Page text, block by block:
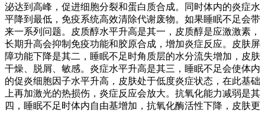
泌达到高峰，促进细胞分裂和蛋白质合成。同时体内的炎症水
平降到最低，免疫系统高效清除代谢废物。如果睡眠不足会带
来一系列问题。皮质醇水平升高是其一，皮质醇是应激激素，
长期升高会抑制免疫功能和胶原合成，增加炎症反应。皮肤屏
障功能下降是其二，睡眠不足时角质层的水分流失增加，皮肤
干燥、脱屑、敏感。炎症水平升高是其三，睡眠不足会使体内
的促炎细胞因子水平升高，皮肤处于低度炎症状态，在此基础
上再加激光的热损伤，炎症反应会放大。抗氧化能力减弱是其
四，睡眠不足时体内自由基增加，抗氧化酶活性下降，皮肤更